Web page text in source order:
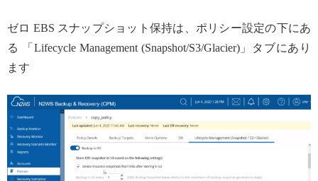
ゼロ EBS スナップショット保持は、ポリシー設定の下にあ
る 「Lifecycle Management (Snapshot/S3/Glacier)」タブにあり
ます